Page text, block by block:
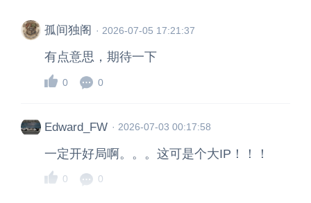
孤间独阁 · 2026-07-05 17:21:37
有点意思，期待一下
0 0
Edward_FW ·2026-07-03 00:17:58
一定开好局啊。。。这可是个大IP！！！
0 0